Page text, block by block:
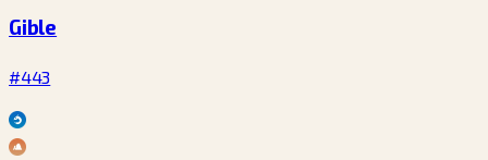
Gible
#443